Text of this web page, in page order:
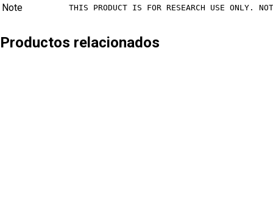
Note THIS PRODUCT IS FOR RESEARCH USE ONLY.
Productos relacionados